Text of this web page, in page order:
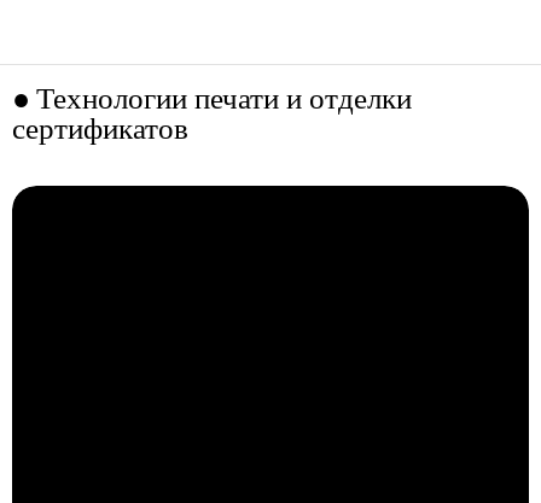
Технологии печати и отделки
сертификатов